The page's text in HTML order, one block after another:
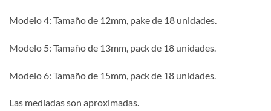
Modelo 4: Tamaño de 12mm, pake de 18 unidades.
Modelo 5: Tamaño de 13mm, pack de 18 unidades.
Modelo 6: Tamaño de 15mm, pack de 18 unidades.
Las mediadas son aproximadas.